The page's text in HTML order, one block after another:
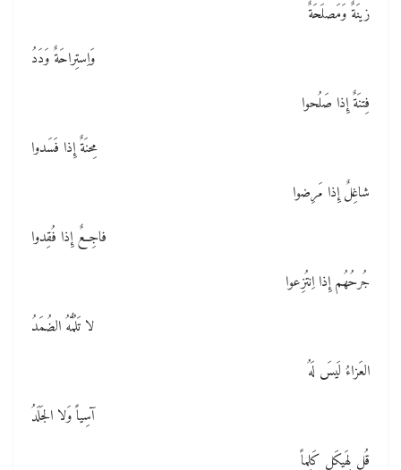
زينَةٌ وَمَصلَحَةٌ
وَاِستِراحَةٌ وَدَدُ
فِتنَةٌ إِذا صَلُحوا
مِحنَةٌ إِذا فَسَدوا
شاغِلٌ إِذا مَرِضوا
فاجِعٌ إِذا فُقِدوا
جُرحُهُم إِذا اِنتُزِعوا
لا تَلُمُّهُ الضُمَدُ
العَزاءُ لَيسَ لَهُ
آسِياً وَلا الجَلَدُ
قُل لِهَيكَلٍ كَلِماً